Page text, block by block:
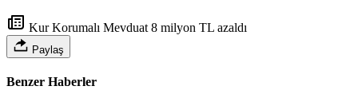
Kur Korumalı Mevduat 8 milyon TL azaldı
Paylaş
Benzer Haberler